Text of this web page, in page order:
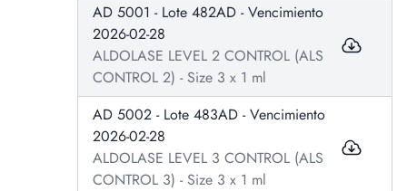
AD 5001 - Lote 482AD - Vencimiento
2026-02-28
ALDOLASE LEVEL 2 CONTROL (ALS
CONTROL 2) - Size 3 x 1 ml
AD 5002 - Lote 483AD - Vencimiento
2026-02-28
ALDOLASE LEVEL 3 CONTROL (ALS
CONTROL 3) - Size 3 x 1 ml